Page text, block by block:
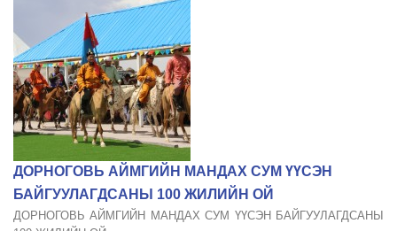
ДОРНОГОВЬ АЙМГИЙН МАНДАХ СУМ ҮҮСЭН
БАЙГУУЛАГДСАНЫ 100 ЖИЛИЙН ОЙ
ДОРНОГОВЬ АЙМГИЙН МАНДАХ СУМ ҮҮСЭН БАЙГУУЛАГДСАНЫ